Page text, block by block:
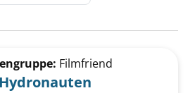
Filmfriend